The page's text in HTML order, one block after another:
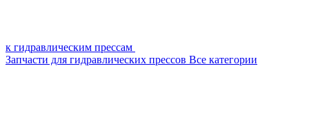
к гидравлическим прессам
Запчасти для гидравлических прессов Все категории